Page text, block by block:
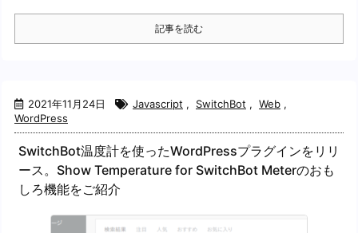
記事を読む
2021年11月24日 Javascript , SwitchBot , Web ,
WordPress
SwitchBot温度計を使ったWordPressプラグインをリリ
ース。Show Temperature for SwitchBot Meterのおも
しろ機能をご紹介